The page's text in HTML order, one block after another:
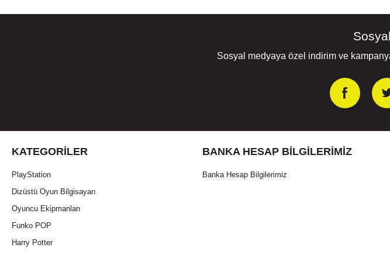
Sosyal medyaya özel indirim ve
KATEGORILER
PlayStation
Dizüstü Oyun Bilgisayarı
Oyuncu Ekipmanları
Funko POP
Harry Potter
BANKA HESAP BILGILERIMIZ
Banka Hesap Bilgilerimiz